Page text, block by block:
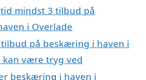
mindst 3 tilbud på
i Overlade
tilbud på beskæring i haven i
kan være tryg ved
beskæring i haven i